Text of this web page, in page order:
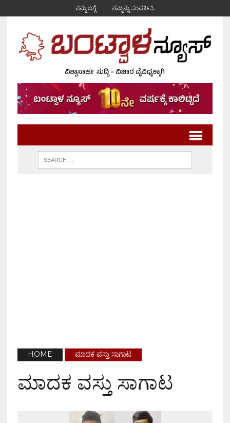
ನಮ್ಮ ಬಗ್ಗೆ ನಮ್ಮನ್ನು ಸಂಪರ್ಕಿಸಿ
HOME ಮಾದಕ ವಸ್ತು ಸಾಗಾಟ
ಮಾದಕ ವಸ್ತು ಸಾಗಾಟ